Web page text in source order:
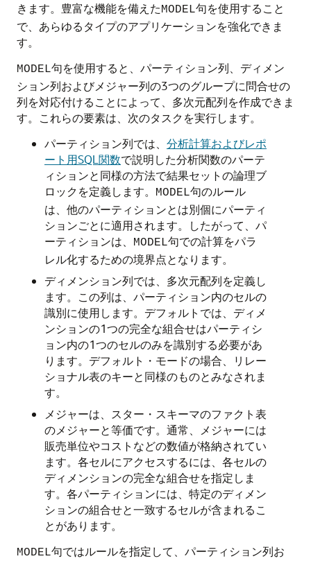
きます。豊富な機能を備えたMODEL句を使用すること
で、あらゆるタイプのアプリケーションを強化できま
す。
MODEL句を使用すると、パーティション列、ディメン
ション列およびメジャー列の3つのグループに問合せの
列を対応付けることによって、多次元配列を作成できま
す。これらの要素は、次のタスクを実行します。
パーティション列では、 分析計算およびレポ
ート用SQL関数で説明した分析関数のパーテ
ィションと同様の方法で結果セットの論理ブ
ロックを定義します。
MODEL句のルール
は、他のパーティションとは別個にパーティ
ションごとに適用されます。したがって、パ
ーティションは、
MODEL句での計算をパラ
レル化するための境界点となります。
ディメンション列では、多次元配列を定義し
ます。この列は、パーティション内のセルの
識別に使用します。デフォルトでは、ディメ
ンションの1つの完全な組合せはパーティシ
ョン内の1つのセルのみを識別する必要があ
ります。デフォルト・モードの場合、リレー
ショナル表のキーと同様のものとみなされま
す。
メジャーは、スター・スキーマのファクト表
のメジャーと等価です。通常、メジャーには
販売単位やコストなどの数値が格納されてい
ます。各セルにアクセスするには、各セルの
ディメンションの完全な組合せを指定しま
す。各パーティションには、特定のディメン
ションの組合せと一致するセルが含まれるこ
とがあります。
MODEL句ではルールを指定して、パーティション列お